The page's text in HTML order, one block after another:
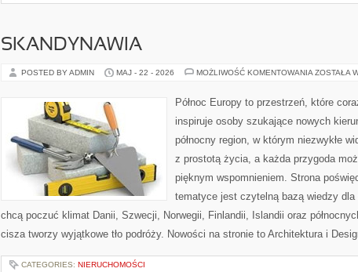
SKANDYNAWIA
POSTED BY ADMIN MAJ - 22 - 2026 MOŻLIWOŚĆ KOMENTOWANIA ZOSTAŁA
Północ Europy to przestrzeń, które
inspiruje osoby szukające nowych
północny region, w którym niezwykłe
z prostotą życia, a każda przygoda
pięknym wspomnieniem. Strona
tematyce jest czytelną bazą wiedzy dla
chcą poczuć klimat Danii, Szwecji, Norwegii, Finlandii, Islandii oraz
cisza tworzy wyjątkowe tło podróży. Nowości na stronie to Architektura i
CATEGORIES: NIERUCHOMOŚCI